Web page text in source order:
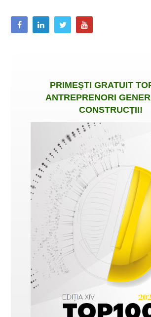
PRIMEȘTI GRATUIT
ANTREPRENORI
CONSTRUCȚII!